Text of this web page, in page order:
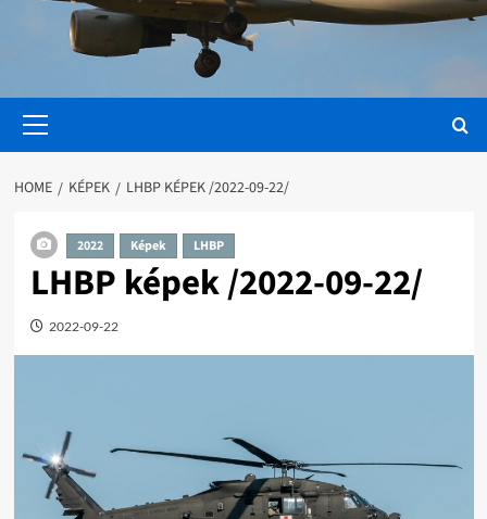
Menu
HOME KÉPEK LHBP KÉPEK /2022-09-22/
2022 Képek LHBP
LHBP képek /2022-09-22/
2022-09-22